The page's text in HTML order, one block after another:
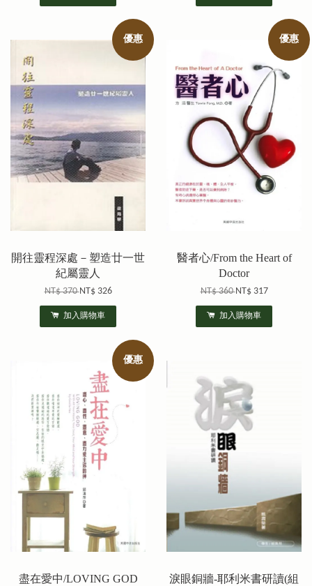
優惠
開往靈程深處－塑造廿一世
紀屬靈人
NT$ 370NT$ 326
加入購物車
優惠
醫者心/From the Heart of
Doctor
NT$ 360NT$ 317
加入購物車
優惠
盡在愛中/LOVING GOD 淚眼銅牆-耶利米書研讀(組